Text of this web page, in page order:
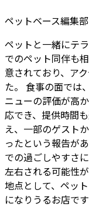
ペットベース編集
ペットと一緒にテ
でのペット同伴も
意されており、ア
た。 食事の面では
ニューの評価が高
応でき、提供時間
え、一部のゲスト
ったという報告が
での過ごしやすさ
左右される可能性
地点として、ペッ
になりうるお店です